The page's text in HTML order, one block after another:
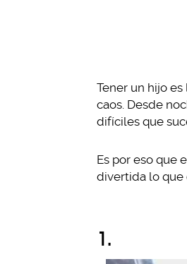
Tener un hijo
caos. Desde
difíciles que
Es por eso que
divertida lo que
1.